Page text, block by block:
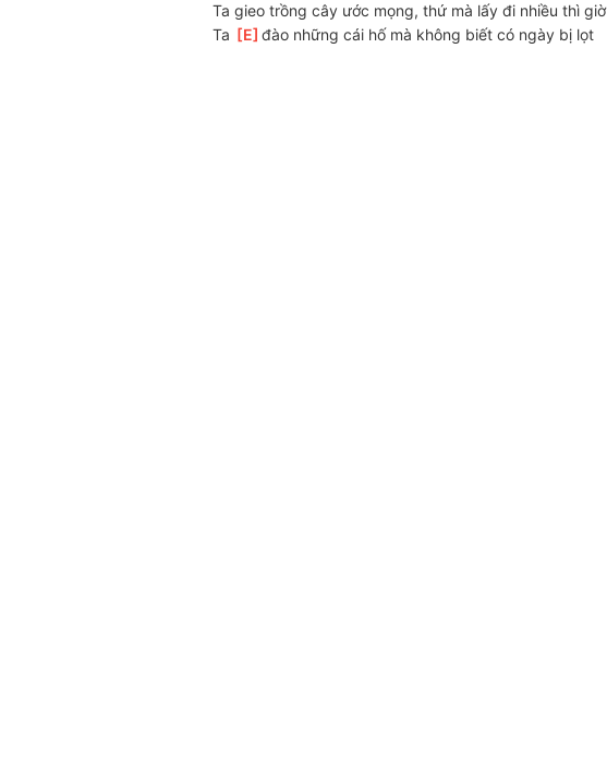
Ta gieo trồng cây ước mọng, thứ mà lấy đi nhiều thì giờ
Ta [ E ]
đào những cái hố mà không biết có ngày bị lọt